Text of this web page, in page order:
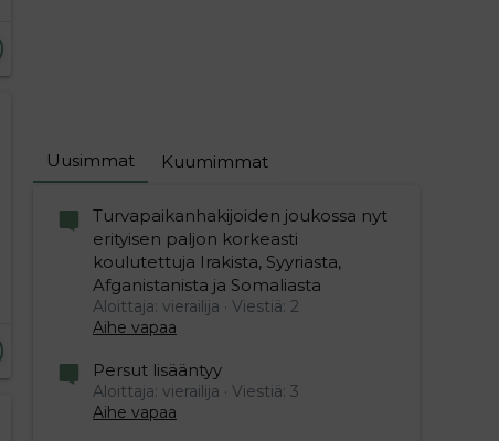
Uusimmat Kuumimmat
Turvapaikanhakijoiden joukossa nyt
erityisen paljon korkeasti
koulutettuja Irakista, Syyriasta,
Afganistanista ja Somaliasta
Aloittaja: vierailija
Viestiä: 2
Aihe vapaa
Persut lisääntyy
Aloittaja: vierailija
Viestiä: 3
Aihe vapaa